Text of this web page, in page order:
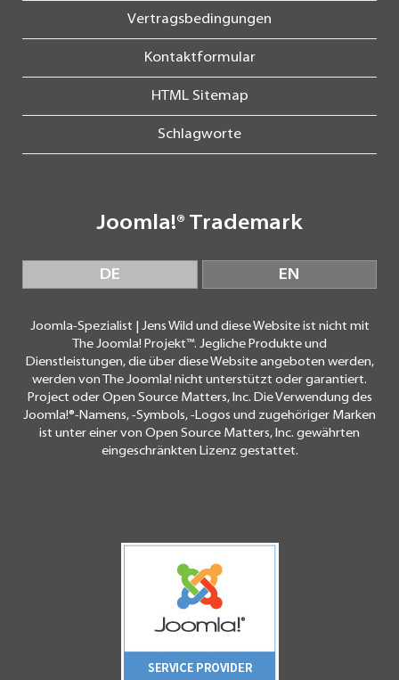
Vertragsbedingungen
Kontaktformular
HTML Sitemap
Schlagworte
Joomla!® Trademark
DE EN
Joomla-Spezialist | Jens Wild und diese Website ist nicht mit
The Joomla! Projekt™. Jegliche Produkte und
Dienstleistungen, die über diese Website angeboten werden,
werden von The Joomla! nicht unterstützt oder garantiert.
Project oder Open Source Matters, Inc. Die Verwendung des
Joomla!®-Namens, -Symbols, -Logos und zugehöriger Marken
ist unter einer von Open Source Matters, Inc. gewährten
eingeschränkten Lizenz gestattet.